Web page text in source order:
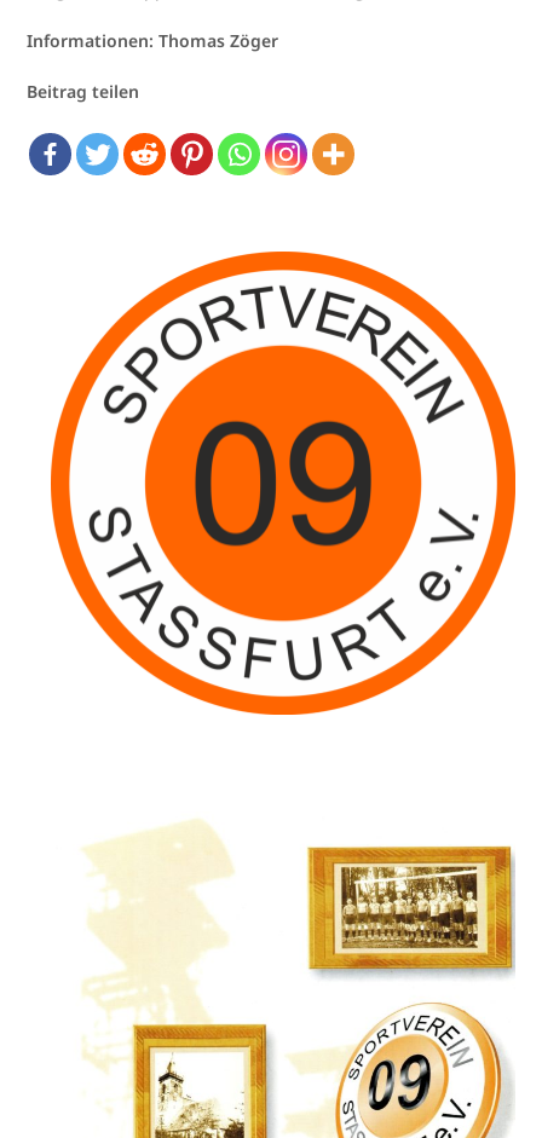
Informationen: Thomas Zöger
Beitrag teilen